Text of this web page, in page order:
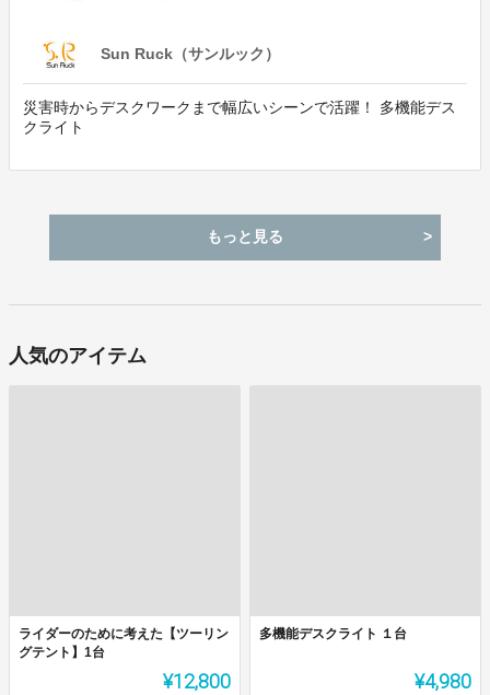
Sun Ruck（サンルック）
災害時からデスクワークまで幅広いシーンで活躍！ 多機能デス
クライト
もっと見る
人気のアイテム
ライダーのために考えた【ツーリン
グテント】1台
¥12,800
多機能デスクライト １台
¥4,980